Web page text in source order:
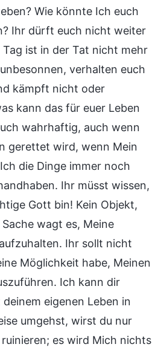
Wie könnte Ich euch
Ihr dürft euch nicht weiter
Tag ist in der Tat nicht mehr
verhalten euch
kämpft nicht oder
kann das für euer Leben
wahrhaftig, auch wenn
gerettet wird, wenn Mein
die Dinge immer noch
Ihr müsst wissen,
Gott bin! Kein Objekt,
wagt es, Meine
Ihr sollt nicht
Möglichkeit habe, Meinen
Ich kann dir
eigenen Leben in
umgehst, wirst du nur
es wird Mich nichts